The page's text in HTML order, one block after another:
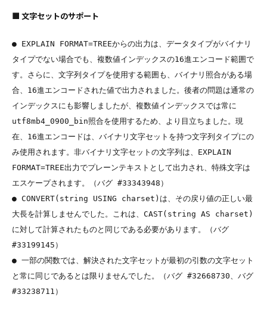
■ 文字セットのサポート
● EXPLAIN FORMAT=TREEからの出力は、データタイプがバイナリ
タイプでない場合でも、複数値インデックスの16進エンコード範囲で
す。さらに、文字列タイプを使用する範囲も、バイナリ照合がある場
合、16進エンコードされた値で出力されました。後者の問題は通常の
インデックスにも影響しましたが、複数値インデックスでは常に
utf8mb4_0900_bin照合を使用するため、より目立ちました。現
在、16進エンコードは、バイナリ文字セットを持つ文字列タイプにの
み使用されます。非バイナリ文字セットの文字列は、EXPLAIN
FORMAT=TREE出力でプレーンテキストとして出力され、特殊文字は
エスケープされます。（バグ #33343948）
● CONVERT(string USING charset)は、その戻り値の正しい最
大長を計算しませんでした。これは、CAST(string AS charset)
に対して計算されたものと同じである必要があります。（バグ
#33199145）
● 一部の関数では、解決された文字セットが最初の引数の文字セット
と常に同じであるとは限りませんでした。（バグ #32668730、バグ